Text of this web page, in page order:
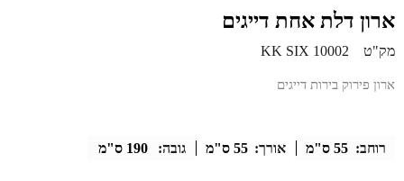
ארון דלת אחת דייגים
מק"ט KK SIX 10002
ארון פירוק בירות דייגים
רוחב: 55 ס"מ אורך: 55 ס"מ גובה: 190 ס"מ